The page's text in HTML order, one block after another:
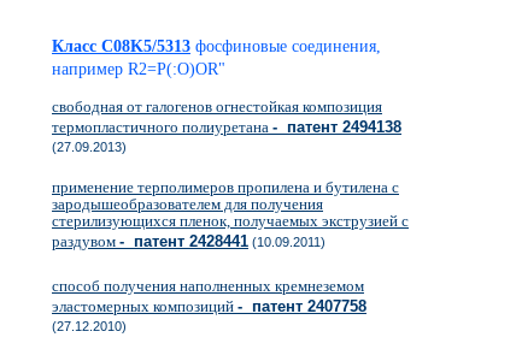
Класс C08K5/5313 фосфиновые соединения,
например R2=P(:O)OR"
свободная от галогенов огнестойкая композиция
термопластичного полиуретана - патент 2494138
(27.09.2013)
применение терполимеров пропилена и бутилена с
зародышеобразователем для получения
стерилизующихся пленок, получаемых экструзией с
раздувом - патент 2428441 (10.09.2011)
способ получения наполненных кремнеземом
эластомерных композиций - патент 2407758
(27.12.2010)